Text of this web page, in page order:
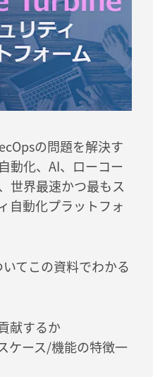
の問題を解決す
動化、AI、ローコー
世界最速かつ最もス
自動化プラットフォ
てこの資料でわかる
献するか
ケース/機能の特徴一